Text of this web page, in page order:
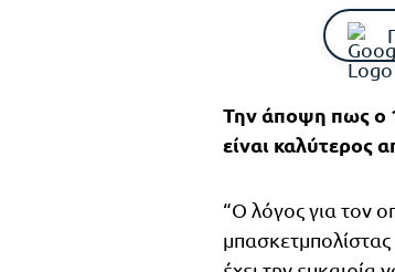
Την άποψη πως ο
είναι καλύτερος
“Ο λόγος για τον
μπασκετμπολίστας